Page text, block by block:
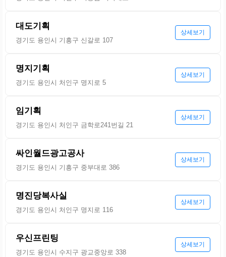
대도기획
경기도 용인시 기흥구 신갈로 107
상세보기
명지기획
경기도 용인시 처인구 명지로 5
상세보기
임기획
경기도 용인시 처인구 금학로241번길 21
상세보기
싸인월드광고공사
경기도 용인시 기흥구 중부대로 386
상세보기
명진당복사실
경기도 용인시 처인구 명지로 116
상세보기
우신프린팅
경기도 용인시 수지구 광교중앙로 338
상세보기